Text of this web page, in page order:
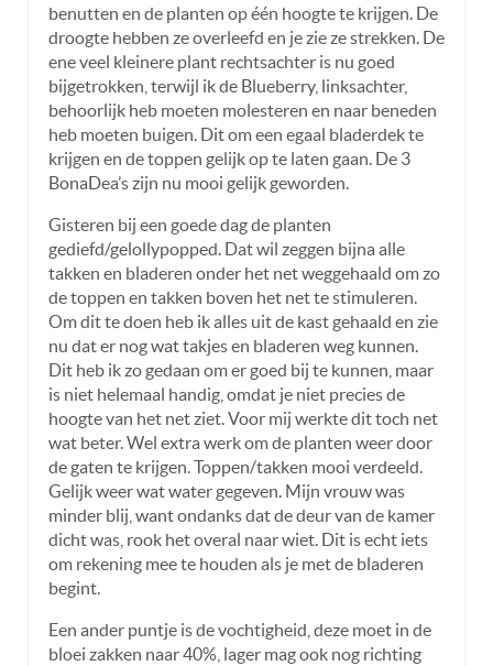
benutten en de planten op één hoogte te krijgen. De
droogte hebben ze overleefd en je zie ze strekken. De
ene veel kleinere plant rechtsachter is nu goed
bijgetrokken, terwijl ik de Blueberry, linksachter,
behoorlijk heb moeten molesteren en naar beneden
heb moeten buigen. Dit om een egaal bladerdek te
krijgen en de toppen gelijk op te laten gaan. De 3
BonaDea’s zijn nu mooi gelijk geworden.
Gisteren bij een goede dag de planten
gediefd/gelollypopped. Dat wil zeggen bijna alle
takken en bladeren onder het net weggehaald om zo
de toppen en takken boven het net te stimuleren.
Om dit te doen heb ik alles uit de kast gehaald en zie
nu dat er nog wat takjes en bladeren weg kunnen.
Dit heb ik zo gedaan om er goed bij te kunnen, maar
is niet helemaal handig, omdat je niet precies de
hoogte van het net ziet. Voor mij werkte dit toch net
wat beter. Wel extra werk om de planten weer door
de gaten te krijgen. Toppen/takken mooi verdeeld.
Gelijk weer wat water gegeven. Mijn vrouw was
minder blij, want ondanks dat de deur van de kamer
dicht was, rook het overal naar wiet. Dit is echt iets
om rekening mee te houden als je met de bladeren
begint.
Een ander puntje is de vochtigheid, deze moet in de
bloei zakken naar 40%, lager mag ook nog richting